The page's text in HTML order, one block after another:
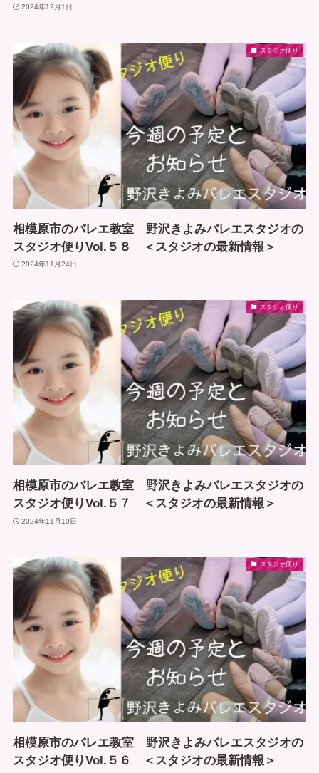
2024年12月1日
スタジオ便り
相模原市のバレエ教室 野沢きよみバレエスタジオの
スタジオ便りVol.５８ ＜スタジオの最新情報＞
2024年11月24日
スタジオ便り
相模原市のバレエ教室 野沢きよみバレエスタジオの
スタジオ便りVol.５７ ＜スタジオの最新情報＞
2024年11月10日
スタジオ便り
相模原市のバレエ教室 野沢きよみバレエスタジオの
スタジオ便りVol.５６ ＜スタジオの最新情報＞